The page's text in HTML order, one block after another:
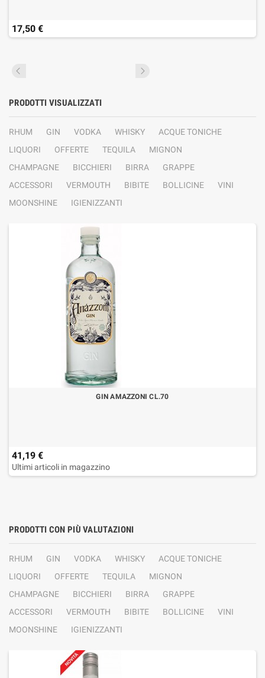
17,50 €
PRODOTTI VISUALIZZATI
RHUM GIN VODKA WHISKY
ACQUE TONICHE
LIQUORI
OFFERTE TEQUILA
MIGNON
CHAMPAGNE
BICCHIERI BIRRA
GRAPPE
ACCESSORI
VERMOUTH BIBITE BOLLICINE
VINI
MOONSHINE
IGIENIZZANTI
GIN AMAZZONI CL.70
41,19 €
Ultimi articoli in magazzino
PRODOTTI CON PIÙ VALUTAZIONI
RHUM GIN VODKA WHISKY
ACQUE TONICHE
LIQUORI
OFFERTE TEQUILA
MIGNON
CHAMPAGNE
BICCHIERI BIRRA
GRAPPE
ACCESSORI
VERMOUTH BIBITE BOLLICINE
VINI
MOONSHINE
IGIENIZZANTI